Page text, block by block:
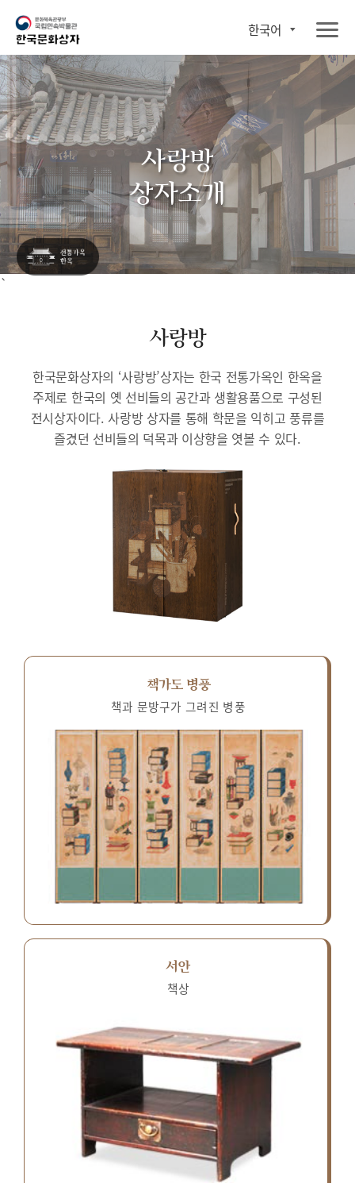
한국어
`
사랑방
상자소개
사랑방
한국문화상자의 ‘사랑방’상자는 한국 전통가옥인 한옥을
주제로 한국의 옛 선비들의 공간과 생활용품으로 구성된
전시상자이다. 사랑방 상자를 통해 학문을 익히고 풍류를
즐겼던 선비들의 덕목과 이상향을 엿볼 수 있다.
책가도 병풍
책과 문방구가 그려진 병풍
서안
책상